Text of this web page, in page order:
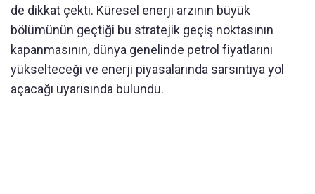
de dikkat çekti. Küresel enerji arzının büyük
bölümünün geçtiği bu stratejik geçiş noktasının
kapanmasının, dünya genelinde petrol fiyatlarını
yükselteceği ve enerji piyasalarında sarsıntıya yol
açacağı uyarısında bulundu.